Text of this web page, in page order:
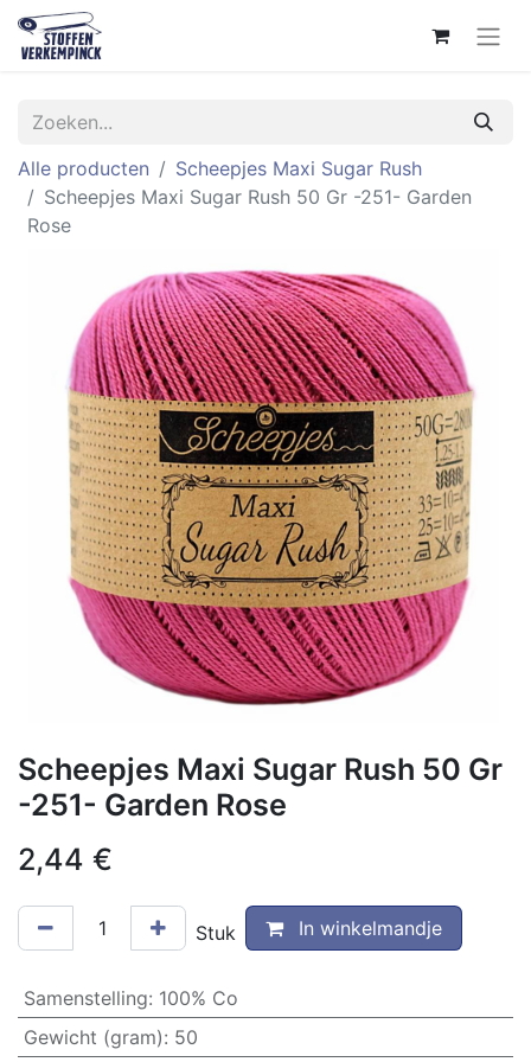
Alle producten
Scheepjes Maxi Sugar Rush
Scheepjes Maxi Sugar Rush 50 Gr -251- Garden
Rose
Scheepjes Maxi Sugar Rush 50 Gr
-251- Garden Rose
2,44 €
Stuk In winkelmandje
Samenstelling: 100% Co
Gewicht (gram): 50